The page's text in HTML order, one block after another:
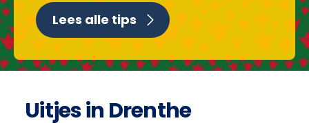
Lees alle tips
Uitjes in Drenthe